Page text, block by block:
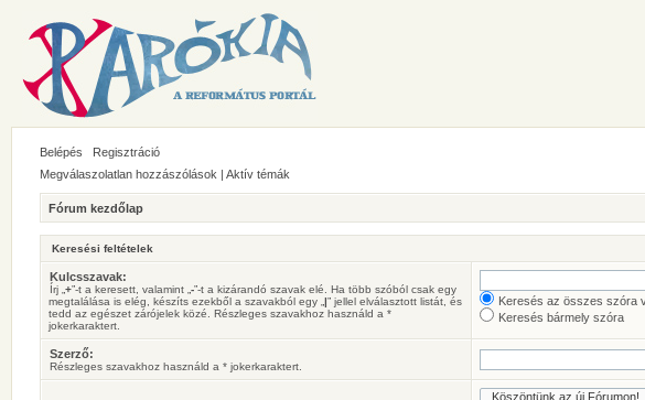
Belépés Regisztráció
Megválaszolatlan hozzászólások | Aktív témák
Fórum kezdőlap
Keresési feltételek
Kulcsszavak:
Írj „ +”-t a keresett, valamint „ -”-t a kizárandó szavak elé. Ha több szóból csak egy
megtalálása is elég, készíts ezekből a szavakból egy „ |” jellel elválasztott listát, és
tedd az egészet zárójelek közé. Részleges szavakhoz használd a *
jokerkaraktert.
Keresés az összes szóra
Keresés bármely szóra
Szerző:
Részleges szavakhoz használd a * jokerkaraktert.